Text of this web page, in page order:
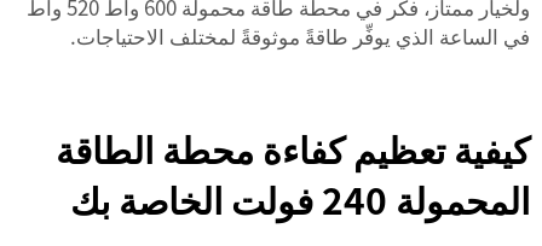
ولخيار ممتاز، فكِّر في
محطة طاقة محمولة 600 واط 520 واط
في الساعة الذي يوفِّر طاقةً موثوقةً لمختلف الاحتياجات.
كيفية تعظيم كفاءة محطة الطاقة
المحمولة 240 فولت الخاصة بك